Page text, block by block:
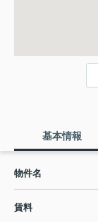
基本情報
物件名
賃料